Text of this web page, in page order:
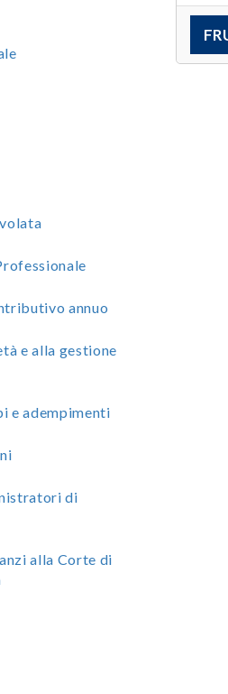
annuo
e alla gestione
e adempimenti
di
alla Corte di